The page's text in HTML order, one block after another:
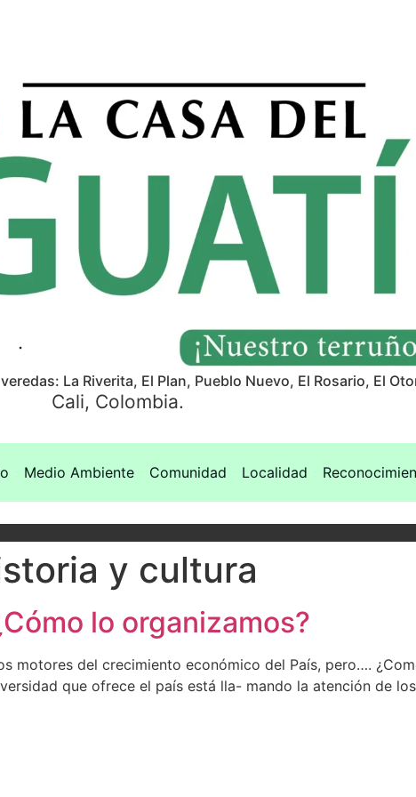
La Riverita, El Plan, Pueblo Nuevo, El Rosario, El
Cali, Colombia.
Medio Ambiente Comunidad Localidad
y cultura
lo organizamos?
motores del crecimiento económico del País, pero….
que ofrece el país está lla- mando la atención de